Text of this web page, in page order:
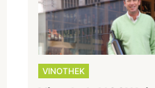
VINOTHEK